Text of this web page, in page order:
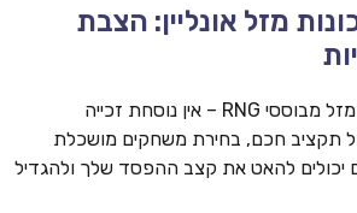
מזל אונליין: הצבת
מכונות מזל הן משחקי מזל מבוססי RNG – אין נוסחת זכייה
תקציב חכם, בחירת משחקים מושכלת
יכולים להאט את קצב ההפסד שלך ולהגדיל